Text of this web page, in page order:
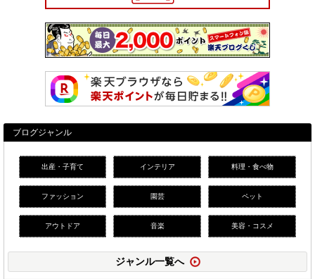
ブログジャンル
出産・子育て インテリア 料理・食べ物
ファッション 園芸 ペット
アウトドア 音楽 美容・コスメ
ジャンル一覧へ